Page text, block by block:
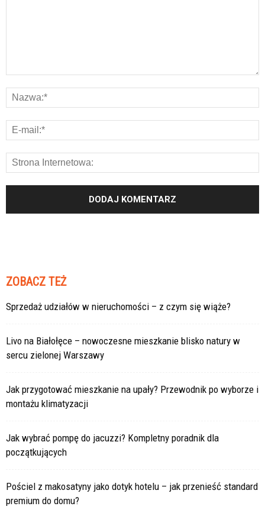
ZOBACZ TEŻ
Sprzedaż udziałów w nieruchomości – z czym się wiąże?
Livo na Białołęce – nowoczesne mieszkanie blisko natury w
sercu zielonej Warszawy
Jak przygotować mieszkanie na upały? Przewodnik po wyborze i
montażu klimatyzacji
Jak wybrać pompę do jacuzzi? Kompletny poradnik dla
początkujących
Pościel z makosatyny jako dotyk hotelu – jak przenieść standard
premium do domu?